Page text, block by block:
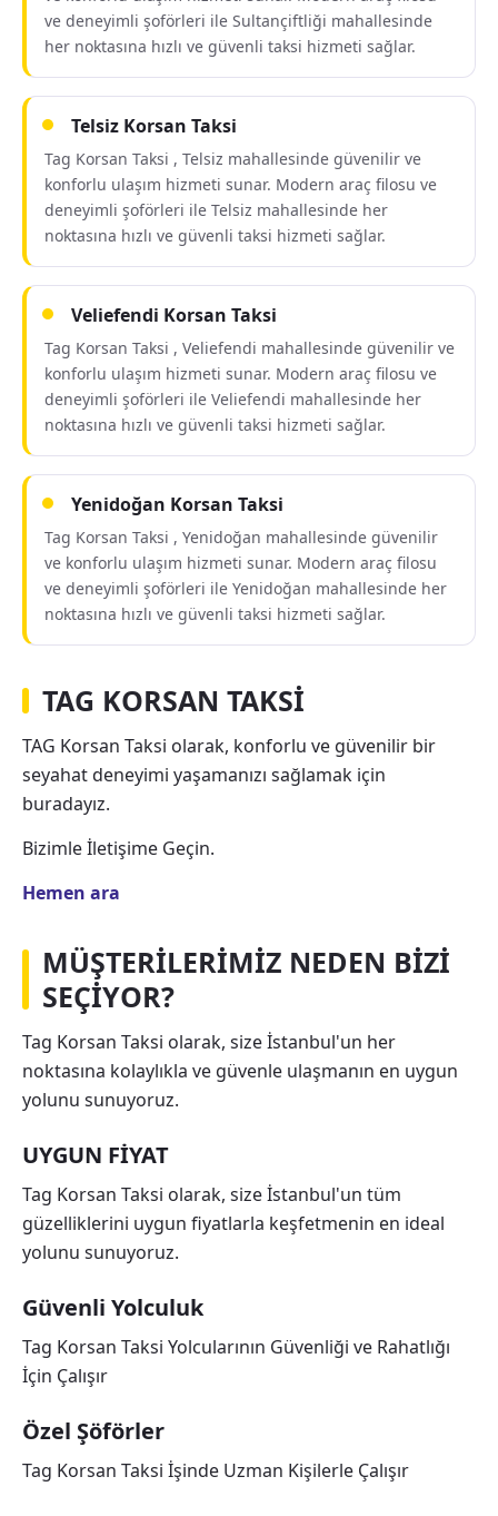
ve deneyimli şoförleri ile Sultançiftliği mahallesinde
her noktasına hızlı ve güvenli taksi hizmeti sağlar.
Telsiz Korsan Taksi
Tag Korsan Taksi , Telsiz mahallesinde güvenilir ve
konforlu ulaşım hizmeti sunar. Modern araç filosu ve
deneyimli şoförleri ile Telsiz mahallesinde her
noktasına hızlı ve güvenli taksi hizmeti sağlar.
Veliefendi Korsan Taksi
Tag Korsan Taksi , Veliefendi mahallesinde güvenilir ve
konforlu ulaşım hizmeti sunar. Modern araç filosu ve
deneyimli şoförleri ile Veliefendi mahallesinde her
noktasına hızlı ve güvenli taksi hizmeti sağlar.
Yenidoğan Korsan Taksi
Tag Korsan Taksi , Yenidoğan mahallesinde güvenilir
ve konforlu ulaşım hizmeti sunar. Modern araç filosu
ve deneyimli şoförleri ile Yenidoğan mahallesinde her
noktasına hızlı ve güvenli taksi hizmeti sağlar.
TAG KORSAN TAKSİ
TAG Korsan Taksi olarak, konforlu ve güvenilir bir
seyahat deneyimi yaşamanızı sağlamak için
buradayız.
Bizimle İletişime Geçin.
Hemen ara
MÜŞTERİLERİMİZ NEDEN BİZİ
SEÇİYOR?
Tag Korsan Taksi olarak, size İstanbul'un her
noktasına kolaylıkla ve güvenle ulaşmanın en uygun
yolunu sunuyoruz.
UYGUN FİYAT
Tag Korsan Taksi olarak, size İstanbul'un tüm
güzelliklerini uygun fiyatlarla keşfetmenin en ideal
yolunu sunuyoruz.
Güvenli Yolculuk
Tag Korsan Taksi Yolcularının Güvenliği ve Rahatlığı
İçin Çalışır
Özel Şöförler
Tag Korsan Taksi İşinde Uzman Kişilerle Çalışır